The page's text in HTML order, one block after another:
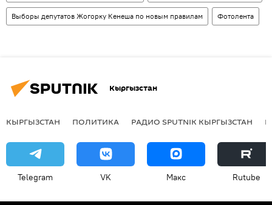
Выборы депутатов Жогорку Кенеша по новым правилам Фотолента
Кыргызстан
КЫРГЫЗСТАН ПОЛИТИКА РАДИО SPUTNIK КЫРГЫЗСТАН
Telegram VK Макс Rutube